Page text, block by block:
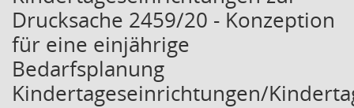
Drucksache 2459/20 - Konzeption
für eine einjährige
Bedarfsplanung
Kindertageseinrichtungen/